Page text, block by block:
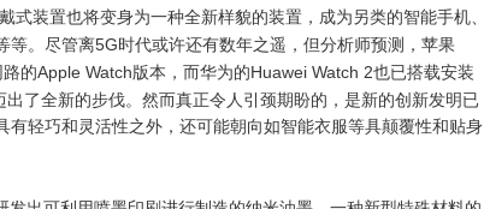
式装置也将变身为一种全新样貌的装置，成为另类的智能手机、
等。尽管离5G时代或许还有数年之遥，但分析师预测，苹果
的Apple Watch版本，而华为的Huawei Watch 2也已搭载安装
了全新的步伐。然而真正令人引颈期盼的，是新的创新发明已
有轻巧和灵活性之外，还可能朝向如智能衣服等具颠覆性和贴身